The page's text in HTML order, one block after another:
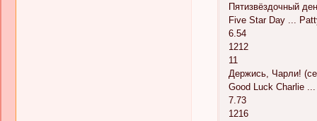
Пятизвёздочный
Five Star Day ...
6.54
1212
11
Держись, Чарли!
Good Luck Charlie
7.73
1216